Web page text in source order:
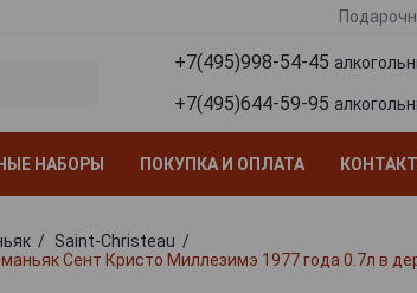
+7(495)998-54-45
+7(495)644-59-95
НАБОРЫ ПОКУПКА И ОПЛАТА
Saint-Christeau
Сент Кристо Миллезимэ 1977 года 0.7л в